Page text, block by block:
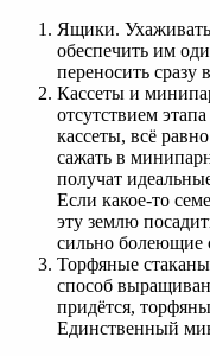
Ящики.
обеспечить им
переносить сразу
Кассеты и
отсутствием
кассеты, всё
сажать в
получат
Если какое-то
эту землю
сильно болеющие
Торфяные
способ
придётся,
Единственный